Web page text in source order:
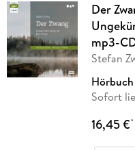
Der
mp3-
Stefan
Sofort
16,45 €*